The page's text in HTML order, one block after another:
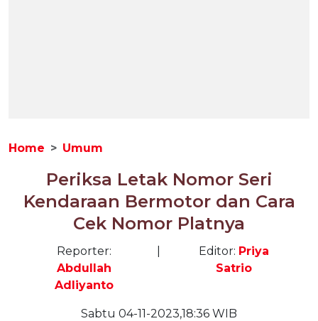
Home Umum
Periksa Letak Nomor Seri
Kendaraan Bermotor dan Cara
Cek Nomor Platnya
Reporter:
Abdullah
Adliyanto
Editor: Priya
Satrio
Sabtu 04-11-2023,18:36 WIB